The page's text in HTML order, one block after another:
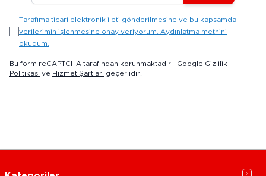
Tarafıma ticari elektronik ileti gönderilmesine ve bu kapsamda
verilerimin işlenmesine onay veriyorum. Aydınlatma metnini
okudum.
Bu form reCAPTCHA tarafından korunmaktadır - Google Gizlilik
Politikası ve Hizmet Şartları geçerlidir.